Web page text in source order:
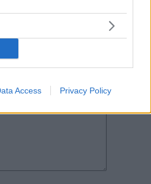
Access Privacy Policy